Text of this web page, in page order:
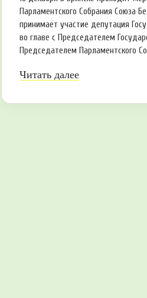
Парламентского Собрания Союза
принимает участие депутация
во главе с Председателем
Председателем Парламентского
Читать далее